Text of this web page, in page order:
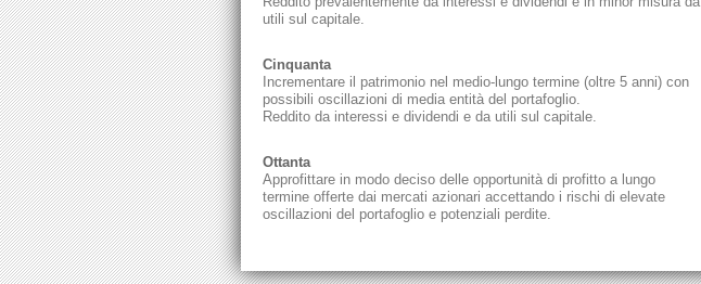
utili sul capitale.
Cinquanta
Incrementare il patrimonio nel medio-lungo termine (oltre 5 anni) con
possibili oscillazioni di media entità del portafoglio.
Reddito da interessi e dividendi e da utili sul capitale.
Ottanta
Approfittare in modo deciso delle opportunità di profitto a lungo
termine offerte dai mercati azionari accettando i rischi di elevate
oscillazioni del portafoglio e potenziali perdite.